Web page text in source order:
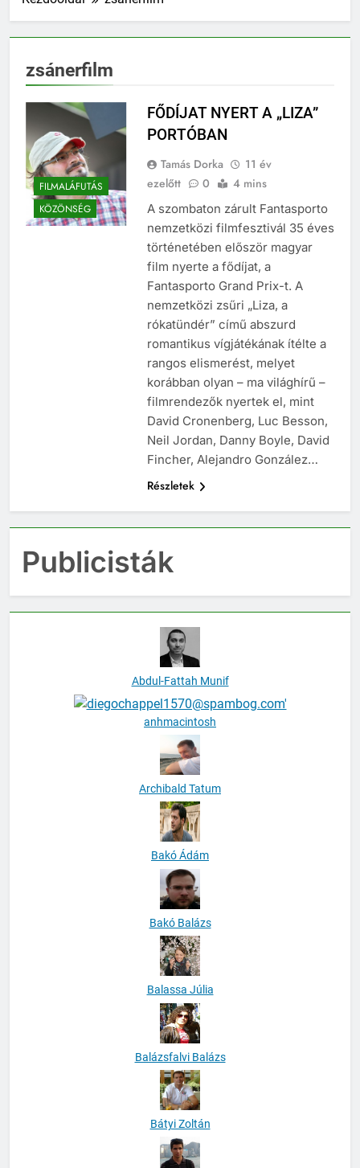
zsánerfilm
FILMALÁFUTÁS
KÖZÖNSÉG
FŐDÍJAT NYERT A „LIZA”
PORTÓBAN
Tamás Dorka
11 év
ezelőtt
0 4 mins
A szombaton zárult Fantasporto
nemzetközi filmfesztivál 35 éves
történetében először magyar
film nyerte a fődíjat, a
Fantasporto Grand Prix-t. A
nemzetközi zsűri „Liza, a
rókatündér” című abszurd
romantikus vígjátékának ítélte a
rangos elismerést, melyet
korábban olyan – ma világhírű –
filmrendezők nyertek el, mint
David Cronenberg, Luc Besson,
Neil Jordan, Danny Boyle, David
Fincher, Alejandro González…
Részletek
Publicisták
Abdul-Fattah Munif
anhmacintosh
Archibald Tatum
Bakó Ádám
Bakó Balázs
Balassa Júlia
Balázsfalvi Balázs
Bátyi Zoltán